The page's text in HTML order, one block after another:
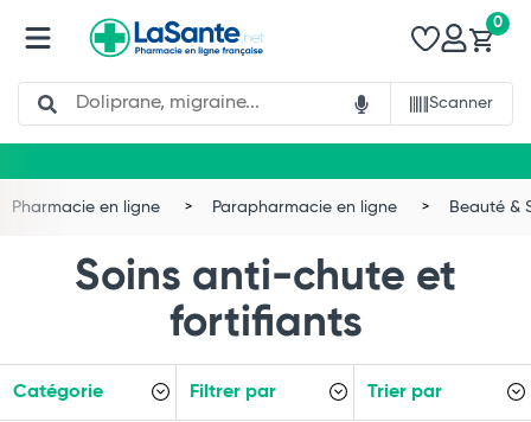
Search
Scanner
0
Pharmacie en ligne Parapharmacie en ligne Beauté &
Soins anti-chute et
fortifiants
Catégorie Filtrer par Trier par